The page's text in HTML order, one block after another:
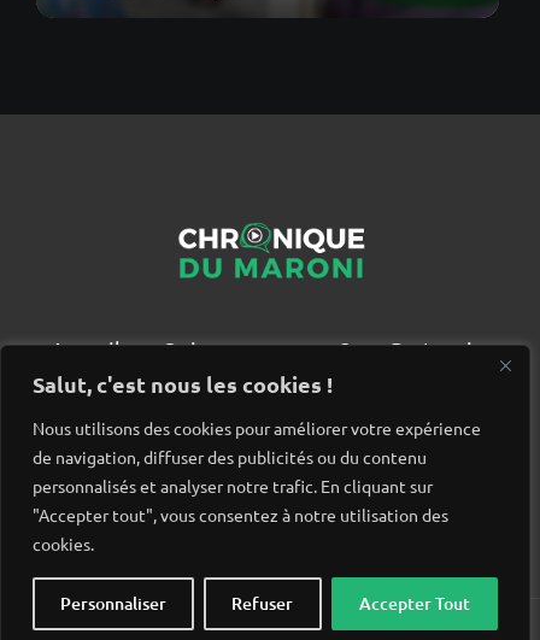
Salut, c'est nous les cookies !
Nous utilisons des cookies pour améliorer votre expérience
de navigation, diffuser des publicités ou du contenu
personnalisés et analyser notre trafic. En cliquant sur
"Accepter tout", vous consentez à notre utilisation des
cookies.
Personnaliser Refuser Accepter Tout
Accueil Qui sommes nous ?
Partenaires
Contact